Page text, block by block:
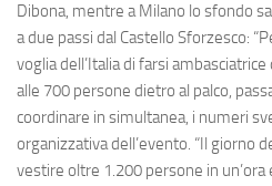
Dibona, mentre a Milano lo sfondo
a due passi dal Castello Sforzesco:
voglia dell’Italia di farsi
alle 700 persone dietro al palco,
coordinare in simultanea, i numeri
organizzativa dell’evento. “Il giorno
vestire oltre 1.200 persone in un’ora